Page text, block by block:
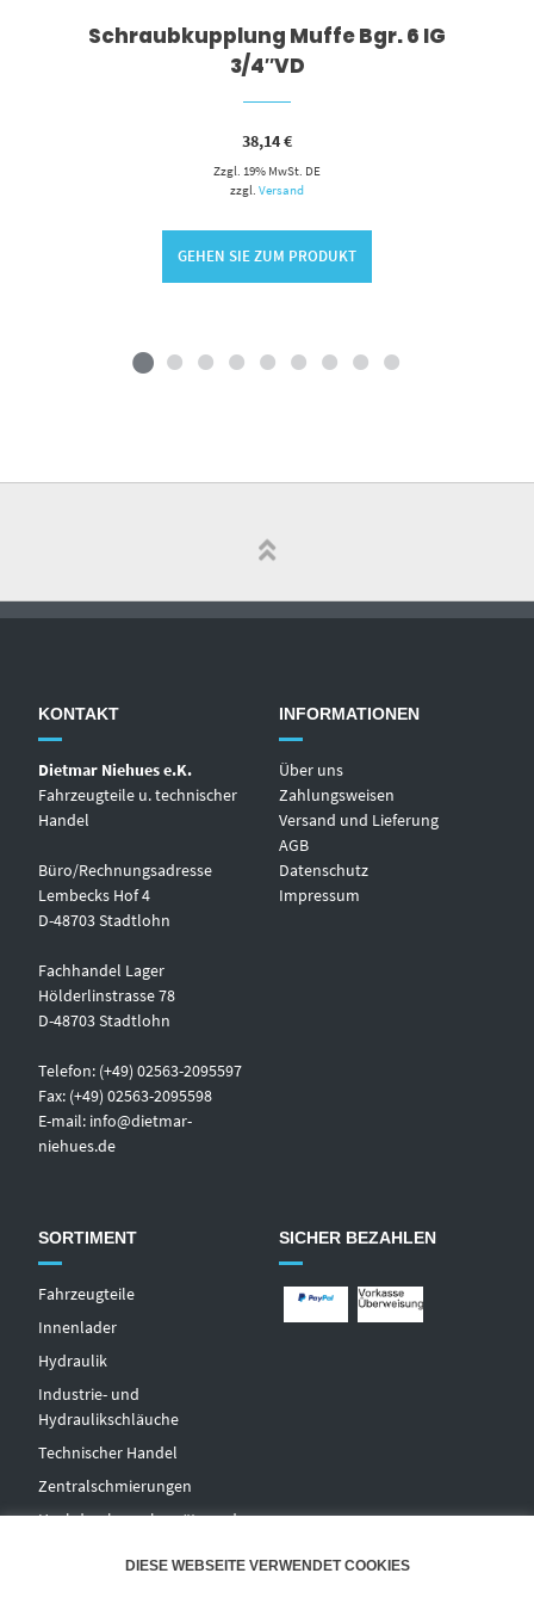
Schraubkupplung Muffe Bgr. 6 IG
3/4″VD
38,14€
Zzgl. 19% MwSt. DE
zzgl.Versand
GEHEN SIE ZUM PRODUKT
KONTAKT
Dietmar Niehues e.K.
Fahrzeugteile u. technischer
Handel
Büro/Rechnungsadresse
Lembecks Hof 4
D-48703 Stadtlohn
Fachhandel Lager
Hölderlinstrasse 78
D-48703 Stadtlohn
Telefon: (+49) 02563-2095597
Fax: (+49) 02563-2095598
E-mail: info@dietmar-
niehues.de
INFORMATIONEN
Über uns
Zahlungsweisen
Versand und Lieferung
AGB
Datenschutz
Impressum
SORTIMENT
Fahrzeugteile
Innenlader
Hydraulik
Industrie- und
Hydraulikschläuche
Technischer Handel
Zentralschmierungen
Hochdruckwaschgeräte und
SICHER BEZAHLEN
DIESE WEBSEITE VERWENDET COOKIES